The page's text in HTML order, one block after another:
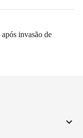
invasão de